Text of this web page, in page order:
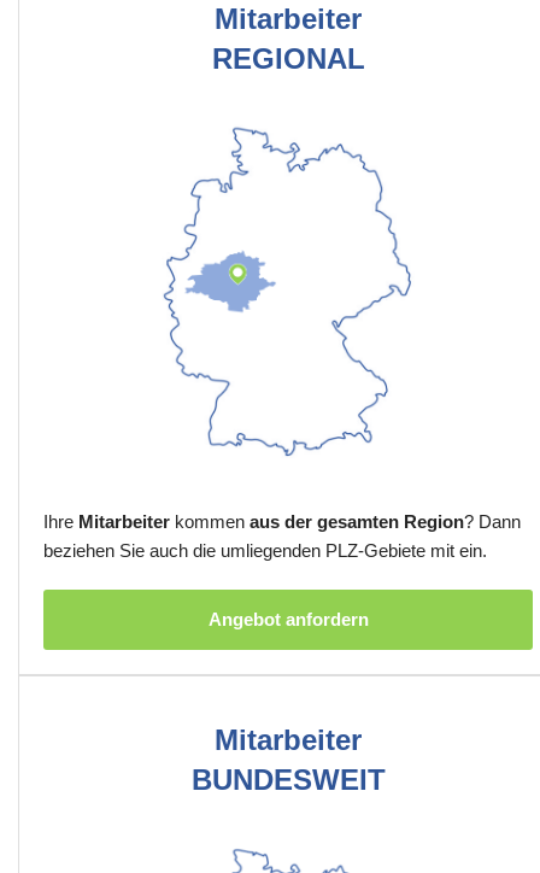
Mitarbeiter
REGIONAL
Ihre Mitarbeiter kommen aus der gesamten Region? Dann
beziehen Sie auch die umliegenden PLZ-Gebiete mit ein.
Angebot anfordern
Mitarbeiter
BUNDESWEIT